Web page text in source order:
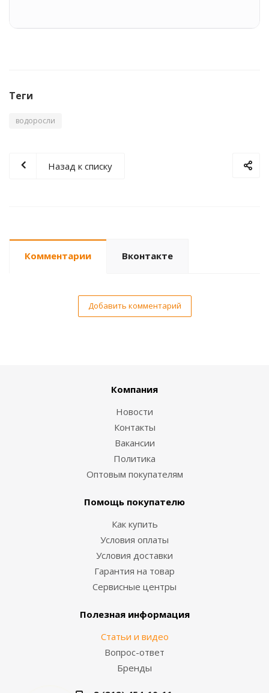
Теги
водоросли
Назад к списку
Комментарии Вконтакте
Добавить комментарий
Компания
Новости
Контакты
Вакансии
Политика
Оптовым покупателям
Помощь покупателю
Как купить
Условия оплаты
Условия доставки
Гарантия на товар
Сервисные центры
Полезная информация
Статьи и видео
Вопрос-ответ
Бренды